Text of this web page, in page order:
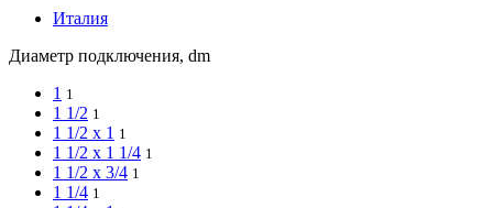
Италия
Диаметр подключения, dm
1 1
1 1/2 1
1 1/2 x 1 1
1 1/2 x 1 1/4 1
1 1/2 x 3/4 1
1 1/4 1